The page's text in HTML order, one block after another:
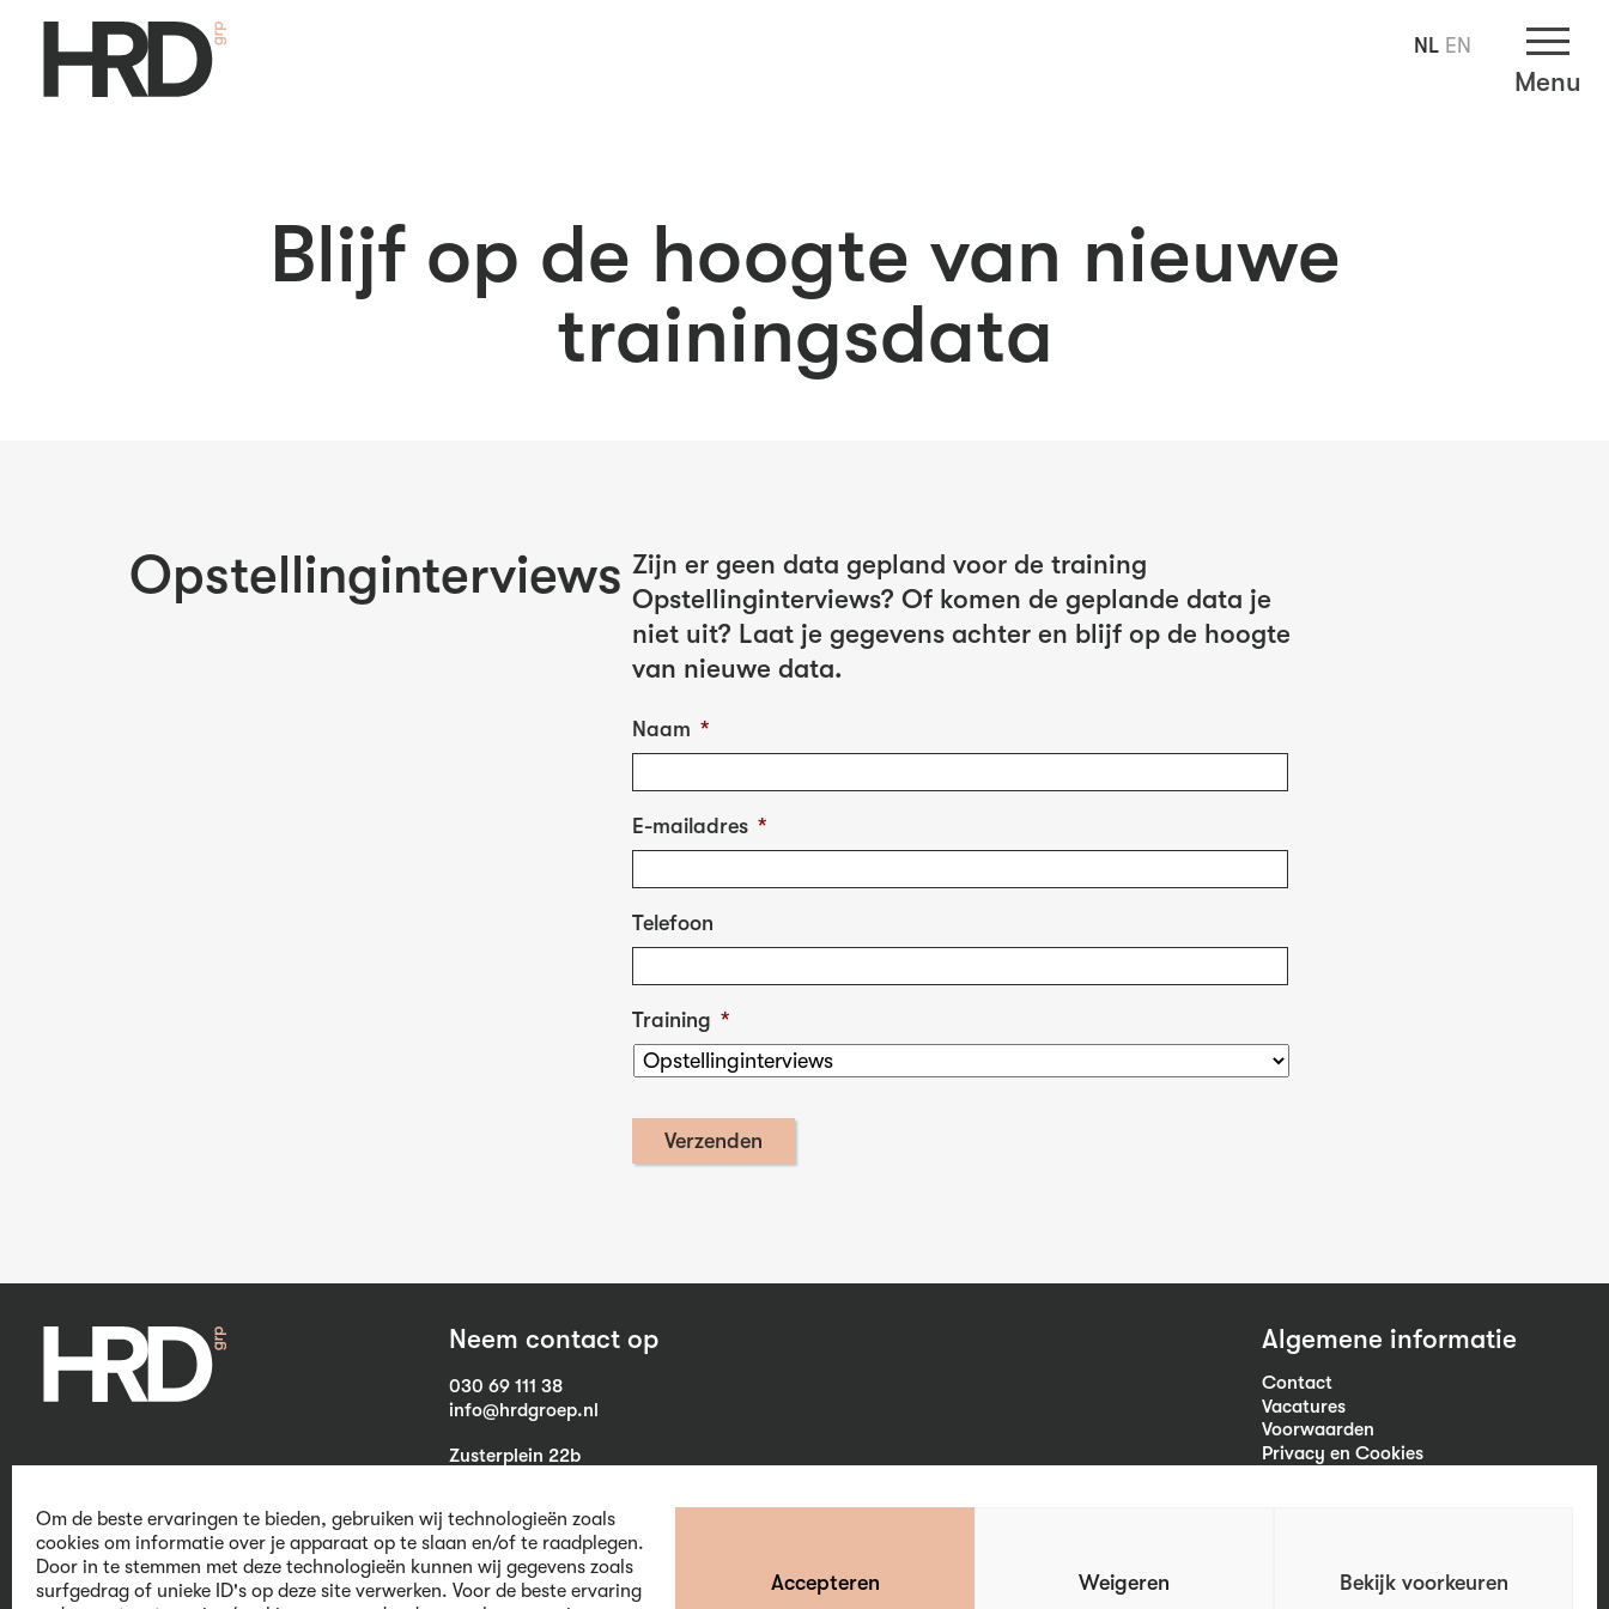
Om de beste ervaringen te bieden, gebruiken wij technologieën zoals
cookies om informatie over je apparaat op te slaan en/of te raadplegen.
Door in te stemmen met deze technologieën kunnen wij gegevens zoals
surfgedrag of unieke ID's op deze site verwerken. Voor de beste ervaring
Accepteren Weigeren Bekijk voorkeuren
Menu
Blijf op de hoogte van nieuwe
trainingsdata
Opstellinginterviews Zijn er geen data gepland voor de training
Opstellinginterviews? Of komen de geplande data je
niet uit? Laat je gegevens achter en blijf op de hoogte
van nieuwe data.
Naam *
E-mailadres *
Telefoon
Training *
We believe in
Neem contact op
030 69 111 38
info@hrdgroep.nl
Zusterplein 22b
Algemene informatie
Contact
Vacatures
Voorwaarden
Privacy en Cookies
Volg ons
NL EN